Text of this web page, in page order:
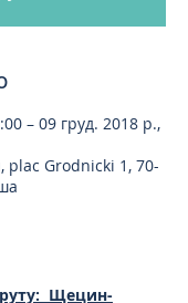
– 09 груд. 2018 р.,
plac Grodnicki 1, 70-
Щецин-